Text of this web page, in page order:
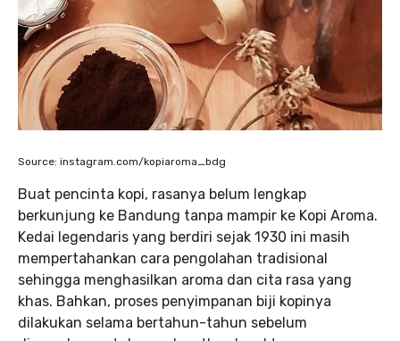
Source: instagram.com/kopiaroma_bdg
Buat pencinta kopi, rasanya belum lengkap
berkunjung ke Bandung tanpa mampir ke Kopi Aroma.
Kedai legendaris yang berdiri sejak 1930 ini masih
mempertahankan cara pengolahan tradisional
sehingga menghasilkan aroma dan cita rasa yang
khas. Bahkan, proses penyimpanan biji kopinya
dilakukan selama bertahun-tahun sebelum